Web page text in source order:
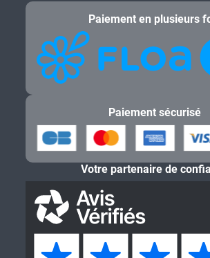
Paiement en plusieurs
Paiement sécurisé
Votre partenaire de